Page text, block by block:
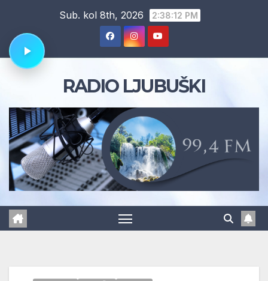
content
Sub. kol 8th, 2026 2:38:14 PM
RADIO LJUBUŠKI